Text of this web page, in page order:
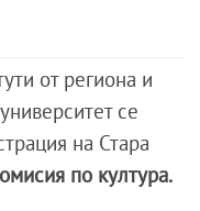
от региона и
се
на Стара
по култура.